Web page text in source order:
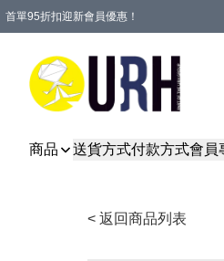
首單95折扣迎新會員優惠！
商品 送貨方式付款方式會員
< 返回商品列表